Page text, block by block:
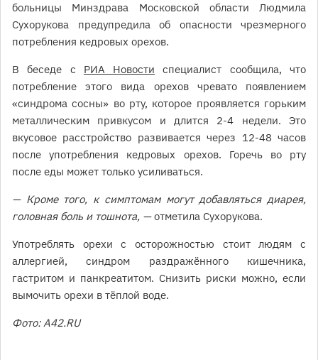
больницы Минздрава Московской области Людмила
Сухорукова предупредила об опасности чрезмерного
потребления кедровых орехов.
В беседе с РИА Новости специалист сообщила, что
потребление этого вида орехов чревато появлением
«синдрома сосны» во рту, которое проявляется горьким
металлическим привкусом и длится 2-4 недели. Это
вкусовое расстройство развивается через 12-48 часов
после употребления кедровых орехов. Горечь во рту
после еды может только усиливаться.
— Кроме того, к симптомам могут добавляться диарея,
головная боль и тошнота, —отметила Сухорукова.
Употреблять орехи с осторожностью стоит людям с
аллергией, синдром раздражённого кишечника,
гастритом и панкреатитом. Снизить риски можно, если
вымочить орехи в тёплой воде.
Фото: А42.RU